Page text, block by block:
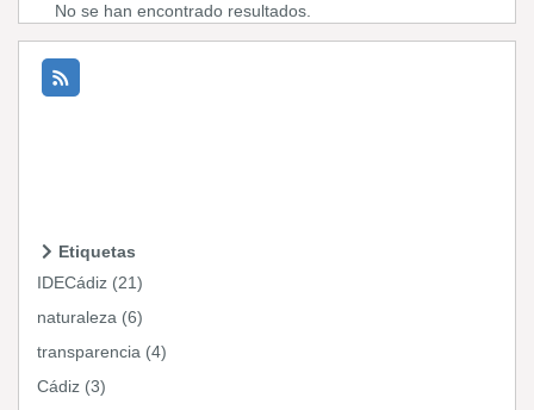
No se han encontrado resultados.
Etiquetas
IDECádiz (21)
naturaleza (6)
transparencia (4)
Cádiz (3)